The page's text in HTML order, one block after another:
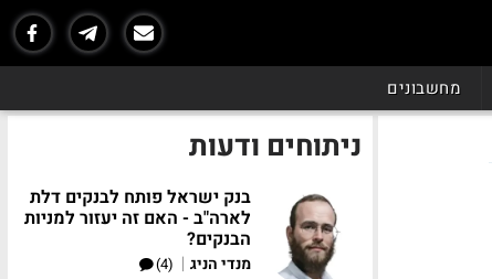
מחשבונים
ניתוחים ודעות
בנק ישראל פותח לבנקים דלת
לארה"ב - האם זה יעזור למניות
הבנקים?
מנדי הניג |
(4)